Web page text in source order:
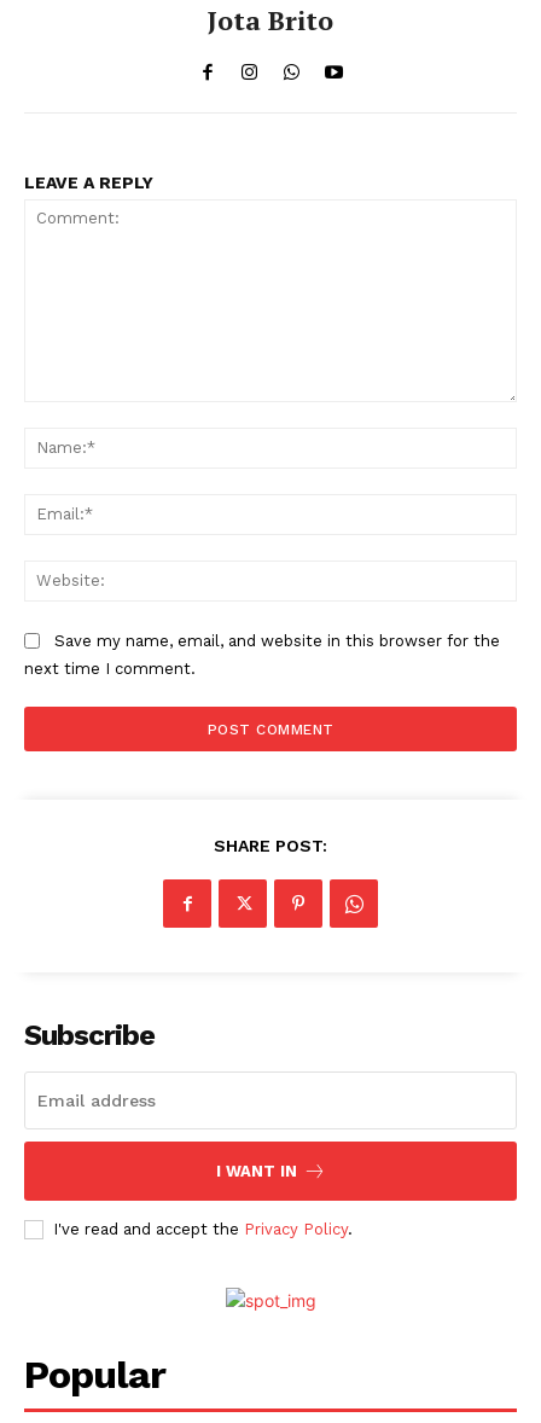
Jota Brito
LEAVE A REPLY
Save my name, email, and website in this browser for the
next time I comment.
SHARE POST:
Subscribe
I WANT IN
I've read and accept the Privacy Policy.
Popular